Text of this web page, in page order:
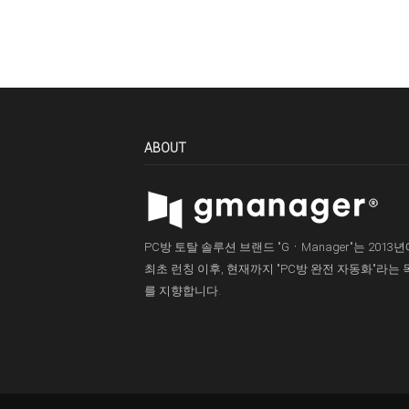
ABOUT
PC방 토탈 솔루션 브랜드 "GㆍManager"는 2013년
최초 런칭 이후, 현재까지 "PC방 완전 자동화"라는
를 지향합니다.